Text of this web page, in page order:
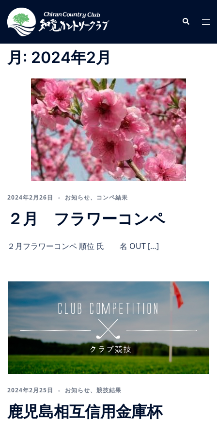
ン
検
索
ト
ル
月: 2024年2月
2024年2月26日 お知らせ、 コンペ結果
２月 フラワーコンペ
２月フラワーコンペ 順位 氏 名 OUT […]
2024年2月25日 お知らせ、 競技結果
鹿児島相互信用金庫杯